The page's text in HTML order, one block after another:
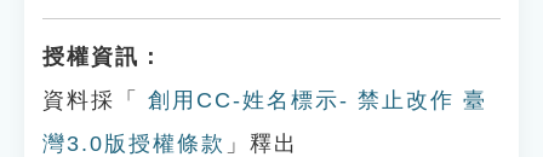
授權資訊：
資料採「
創用CC-姓名標示- 禁止改作 臺
灣3.0版授權條款 」釋出